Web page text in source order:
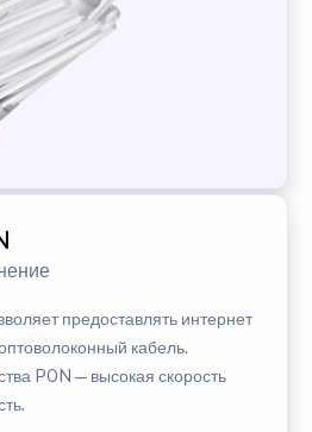
предоставлять интернет
кабель.
PON — высокая скорость